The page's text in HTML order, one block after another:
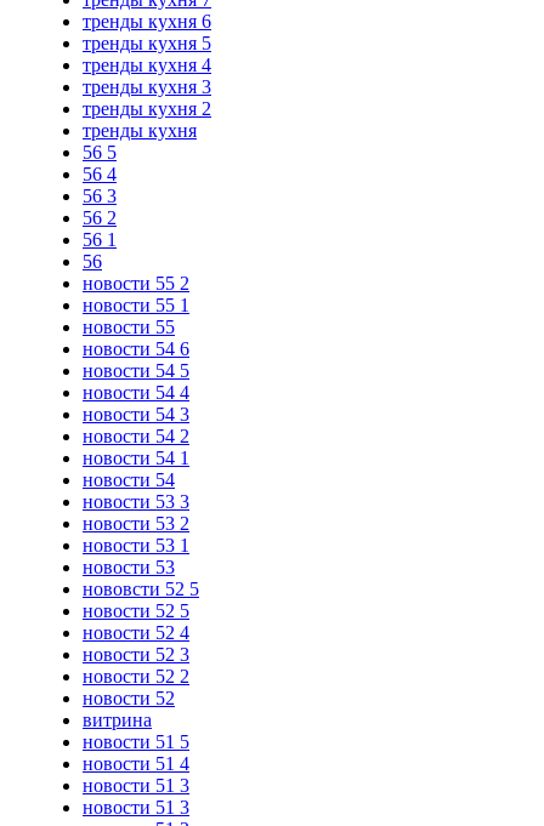
тренды кухня 6
тренды кухня 5
тренды кухня 4
тренды кухня 3
тренды кухня 2
тренды кухня
56 5
56 4
56 3
56 2
56 1
56
новости 55 2
новости 55 1
новости 55
новости 54 6
новости 54 5
новости 54 4
новости 54 3
новости 54 2
новости 54 1
новости 54
новости 53 3
новости 53 2
новости 53 1
новости 53
нововсти 52 5
новости 52 5
новости 52 4
новости 52 3
новости 52 2
новости 52
витрина
новости 51 5
новости 51 4
новости 51 3
новости 51 3